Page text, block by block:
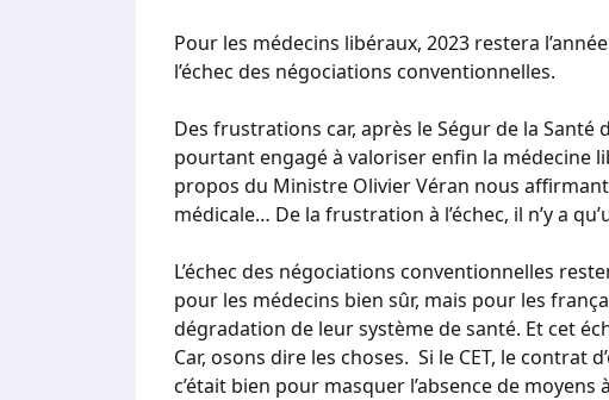
Pour les médecins libéraux, 2023 restera
l’échec des négociations conventionnelles.
Des frustrations car, après le Ségur de la Santé
pourtant engagé à valoriser enfin la médecine
propos du Ministre Olivier Véran nous
médicale… De la frustration à l’échec, il n’y a
L’échec des négociations conventionnelles
pour les médecins bien sûr, mais pour les
dégradation de leur système de santé. Et cet
Car, osons dire les choses. Si le CET, le contrat
c’était bien pour masquer l’absence de